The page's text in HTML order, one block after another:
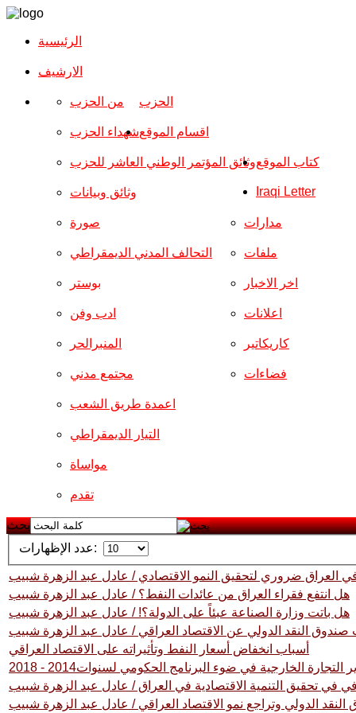
الرئيسية
الارشیف
الحزب من الحزب
شهداء الحزب
وثائق المؤتمر الوطني العاشر للحزب
وثائق وبيانات
اقسام الموقع
صورة
التحالف المدني الديمقراطي
بوستر
ادب وفن
المنبرالحر
مجتمع مدني
مدارات
ملفات
اخر الاخبار
اعلانات
كاريكاتير
فضاءات
اعمدة طريق الشعب
التيار الديمقراطي
مواساة
تقدم
كتاب الموقع
Iraqi Letter
بحث
عدد الإظهارات:
في العراق ضروري لتحقيق النمو الاقتصادي / عادل عبد الزهرة شبيب
هل انتفع فقراء العراق من عائدات النفط؟ / عادل عبد الزهرة شبيب
هل باتت وزارة الصناعة عبئاً على الدولة؟! / عادل عبد الزهرة شبيب
صندوق النقد الدولي عن الاقتصاد العراقي / عادل عبد الزهرة شبيب
أسباب انخفاض أسعار النفط وتأثيراته على الاقتصاد العراقي
التجارة الخارجية في ضوء البرنامج الحكومي لسنوات2014 - 2018
في تحقيق التنمية الاقتصادية في العراق / عادل عبد الزهرة شبيب
الدولي وتراجع نمو الاقتصاد العراقي / عادل عبد الزهرة شبيب